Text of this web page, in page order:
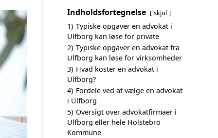
Indholdsfortegnelse skjul
1) Typiske opgaver en advokat i
Ulfborg kan løse for private
2) Typiske opgaver en advokat fra
Ulfborg kan løse for virksomheder
3) Hvad koster en advokat i
Ulfborg?
4) Fordele ved at vælge en advokat
i Ulfborg
5) Oversigt over advokatfirmaer i
Ulfborg eller hele Holstebro
Kommune